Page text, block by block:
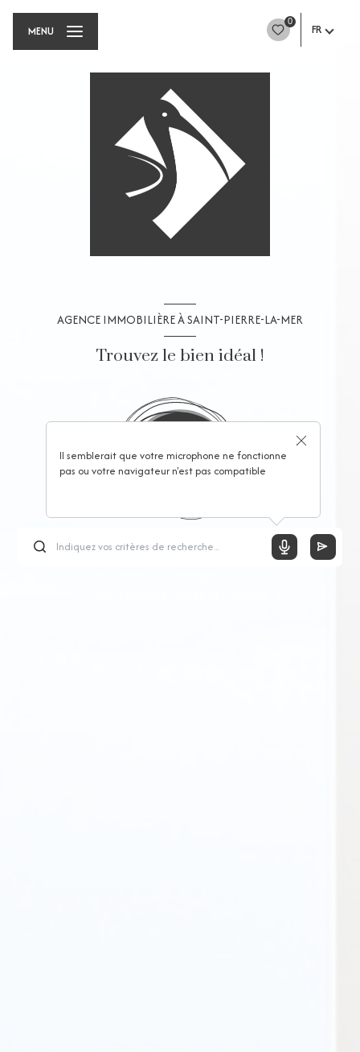
0
FR
MENU
AGENCE IMMOBILIÈRE À SAINT-PIERRE-LA-MER
Trouvez le bien idéal !
Il semblerait que votre microphone ne fonctionne
pas ou votre navigateur n'est pas compatible